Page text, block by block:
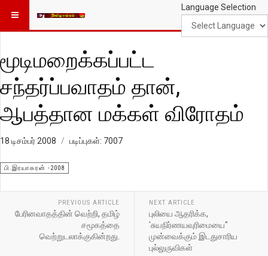
Language Selection
மூடிமறைக்கப்பட்ட
சந்தர்ப்பவாதம் தான்,
ஆபத்தான மக்கள் விரோதம்
18 டிசம்பர் 2008 படிப்புகள்: 7007
பி.இரயாகரன் -2008
PREVIOUS ARTICLE
பேரினவாதத்தின் வெற்றி, தமிழ்
சமூகத்தை
வெற்றுடலாக்குகின்றது.
NEXT ARTICLE
புலியை ஆதரிக்க,
'சுயநிர்ணயவுரிமையை"
முன்வைக்கும் இடதுசாரிய
புல்லுருவிகள்